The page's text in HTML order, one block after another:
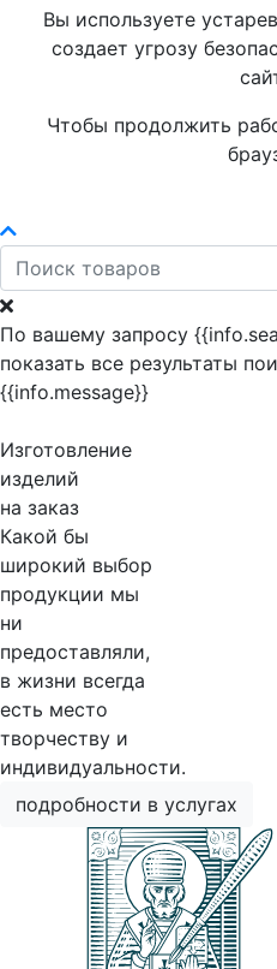
Вы используете
создает угрозу
Чтобы продолжить
По вашему запросу
показать все результаты
{{info.message}}
Изготовление
изделий
на заказ
Какой бы
широкий выбор
продукции мы
ни
предоставляли,
в жизни всегда
есть место
творчеству и
индивидуальности.
подробности в услугах